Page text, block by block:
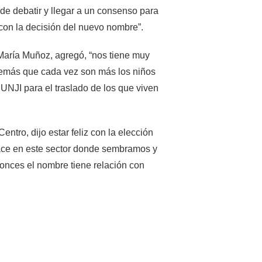
debatir y llegar a un consenso para
la decisión del nuevo nombre”.
Muñoz, agregó, “nos tiene muy
que cada vez son más los niños
para el traslado de los que viven
dijo estar feliz con la elección
en este sector donde sembramos y
el nombre tiene relación con